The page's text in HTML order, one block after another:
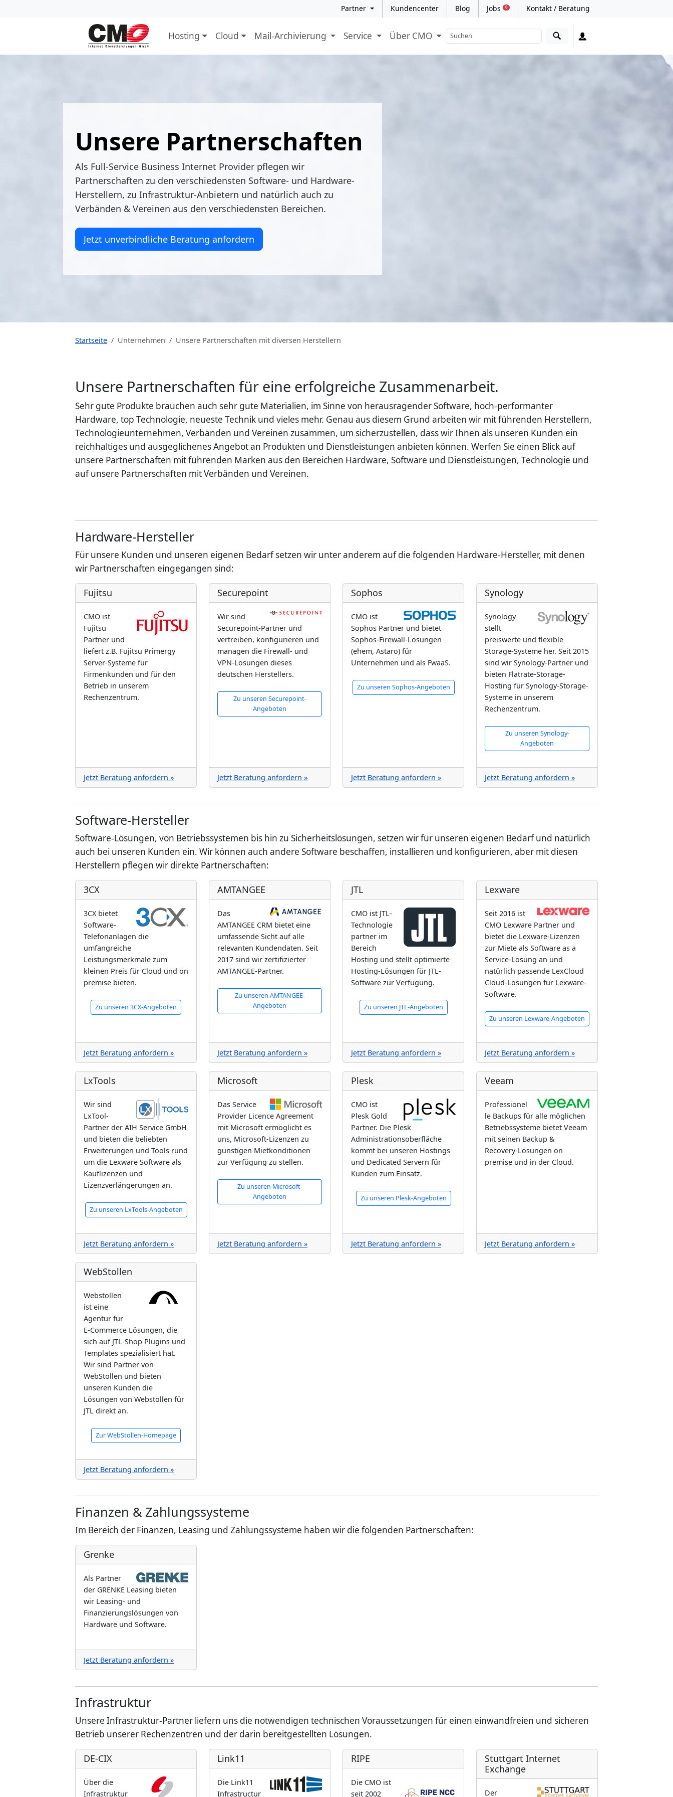
Partner Kundencenter Blog Jobs 0 Kontakt / Beratung
Hosting Cloud Mail-Archivierung Service Über CMO
Unsere Partnerschaften
Als Full-Service Business Internet Provider pflegen wir
Partnerschaften zu den verschiedensten Software- und Hardware-
Herstellern, zu Infrastruktur-Anbietern und natürlich auch zu
Verbänden & Vereinen aus den verschiedensten Bereichen.
Jetzt unverbindliche Beratung anfordern
Startseite Unternehmen Unsere Partnerschaften mit diversen Herstellern
Unsere Partnerschaften für eine erfolgreiche Zusammenarbeit.
Sehr gute Produkte brauchen auch sehr gute Materialien, im Sinne von herausragender Software, hoch-performanter
Hardware, top Technologie, neueste Technik und vieles mehr. Genau aus diesem Grund arbeiten wir mit führenden Herstellern,
Technologieunternehmen, Verbänden und Vereinen zusammen, um sicherzustellen, dass wir Ihnen als unseren Kunden ein
reichhaltiges und ausgeglichenes Angebot an Produkten und Dienstleistungen anbieten können. Werfen Sie einen Blick auf
unsere Partnerschaften mit führenden Marken aus den Bereichen Hardware, Software und Dienstleistungen, Technologie und
auf unsere Partnerschaften mit Verbänden und Vereinen.
Hardware-Hersteller
Für unsere Kunden und unseren eigenen Bedarf setzen wir unter anderem auf die folgenden Hardware-Hersteller, mit denen
wir Partnerschaften eingegangen sind:
Fujitsu
CMO ist
Fujitsu
Partner und
liefert z.B. Fujitsu Primergy
Server-Systeme für
Firmenkunden und für den
Betrieb in unserem
Rechenzentrum.
Jetzt Beratung anfordern »
Securepoint
Wir sind
Securepoint-Partner und
vertreiben, konfigurieren und
managen die Firewall- und
VPN-Lösungen dieses
deutschen Herstellers.
Zu unseren Securepoint-
Angeboten
Jetzt Beratung anfordern »
Sophos
CMO ist
Sophos Partner und bietet
Sophos-Firewall-Lösungen
(ehem, Astaro) für
Unternehmen und als FwaaS.
Zu unseren Sophos-Angeboten
Jetzt Beratung anfordern »
Synology
Synology
stellt
preiswerte und flexible
Storage-Systeme her. Seit 2015
sind wir Synology-Partner und
bieten Flatrate-Storage-
Hosting für Synology-Storage-
Systeme in unserem
Rechenzentrum.
Zu unseren Synology-
Angeboten
Jetzt Beratung anfordern »
Software-Hersteller
Software-Lösungen, von Betriebssystemen bis hin zu Sicherheitslösungen, setzen wir für unseren eigenen Bedarf und natürlich
auch bei unseren Kunden ein. Wir können auch andere Software beschaffen, installieren und konfigurieren, aber mit diesen
Herstellern pflegen wir direkte Partnerschaften:
3CX
3CX bietet
Software-
Telefonanlagen die
umfangreiche
Leistungsmerkmale zum
kleinen Preis für Cloud und on
premise bieten.
Zu unseren 3CX-Angeboten
Jetzt Beratung anfordern »
AMTANGEE
Das
AMTANGEE CRM bietet eine
umfassende Sicht auf alle
relevanten Kundendaten. Seit
2017 sind wir zertifizierter
AMTANGEE-Partner.
Zu unseren AMTANGEE-
Angeboten
Jetzt Beratung anfordern »
JTL
CMO ist JTL-
Technologie
partner im
Bereich
Hosting und stellt optimierte
Hosting-Lösungen für JTL-
Software zur Verfügung.
Zu unseren JTL-Angeboten
Jetzt Beratung anfordern »
Lexware
Seit 2016 ist
CMO Lexware Partner und
bietet die Lexware-Lizenzen
zur Miete als Software as a
Service-Lösung an und
natürlich passende LexCloud
Cloud-Lösungen für Lexware-
Software.
Zu unseren Lexware-Angeboten
Jetzt Beratung anfordern »
LxTools
Wir sind
LxTool-
Partner der AIH Service GmbH
und bieten die beliebten
Erweiterungen und Tools rund
um die Lexware Software als
Kauflizenzen und
Lizenzverlängerungen an.
Zu unseren LxTools-Angeboten
Jetzt Beratung anfordern »
Microsoft
Das Service
Provider Licence Agreement
mit Microsoft ermöglicht es
uns, Microsoft-Lizenzen zu
günstigen Mietkonditionen
zur Verfügung zu stellen.
Zu unseren Microsoft-
Angeboten
Jetzt Beratung anfordern »
Plesk
CMO ist
Plesk Gold
Partner. Die Plesk
Administrationsoberfläche
kommt bei unseren Hostings
und Dedicated Servern für
Kunden zum Einsatz.
Zu unseren Plesk-Angeboten
Jetzt Beratung anfordern »
Veeam
Professionel
le Backups für alle möglichen
Betriebssysteme bietet Veeam
mit seinen Backup &
Recovery-Lösungen on
premise und in der Cloud.
Jetzt Beratung anfordern »
WebStollen
Webstollen
ist eine
Agentur für
E-Commerce Lösungen, die
sich auf JTL-Shop Plugins und
Templates spezialisiert hat.
Wir sind Partner von
WebStollen und bieten
unseren Kunden die
Lösungen von Webstollen für
JTL direkt an.
Zur WebStollen-Homepage
Jetzt Beratung anfordern »
Finanzen & Zahlungssysteme
Im Bereich der Finanzen, Leasing und Zahlungssysteme haben wir die folgenden Partnerschaften:
Grenke
Als Partner
der GRENKE Leasing bieten
wir Leasing- und
Finanzierungslösungen von
Hardware und Software.
Jetzt Beratung anfordern »
Infrastruktur
Unsere Infrastruktur-Partner liefern uns die notwendigen technischen Voraussetzungen für einen einwandfreien und sicheren
Betrieb unserer Rechenzentren und der darin bereitgestellten Lösungen.
DE-CIX
Über die
Infrastruktur
Link11
Die Link11
Infrastructur
RIPE
Die CMO ist
seit 2002
Stuttgart Internet
Exchange
Der